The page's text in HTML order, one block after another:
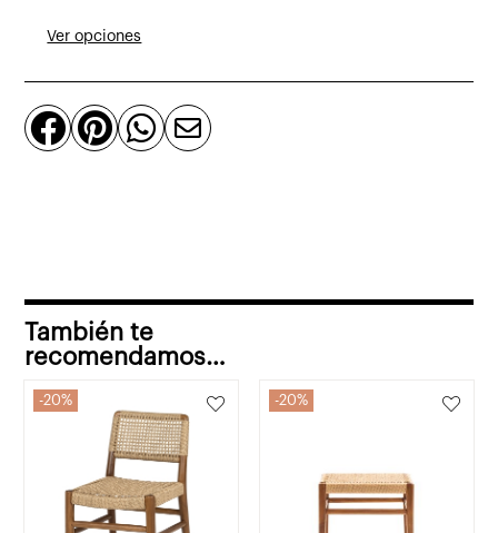
maciza
y
ratán
Ver opciones
   
También te
recomendamos…
20% 20%